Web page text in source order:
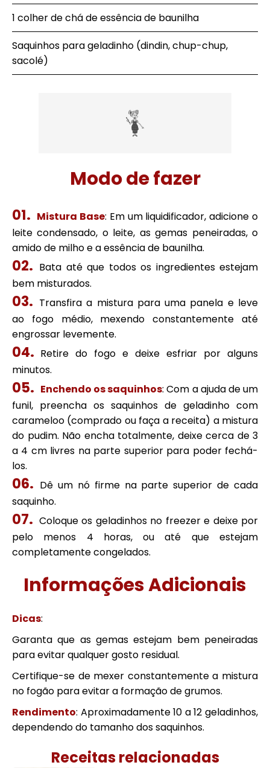
1 colher de chá de essência de baunilha
Saquinhos para geladinho (dindin, chup-chup,
sacolé)
Modo de fazer
Mistura Base: Em um liquidificador, adicione o
leite condensado, o leite, as gemas peneiradas, o
amido de milho e a essência de baunilha.
Bata até que todos os ingredientes estejam
bem misturados.
Transfira a mistura para uma panela e leve
ao fogo médio, mexendo constantemente até
engrossar levemente.
Retire do fogo e deixe esfriar por alguns
minutos.
Enchendo os saquinhos: Com a ajuda de um
funil, preencha os saquinhos de geladinho com
carameloo (comprado ou faça a receita) a mistura
do pudim. Não encha totalmente, deixe cerca de 3
a 4 cm livres na parte superior para poder fechá-
los.
Dê um nó firme na parte superior de cada
saquinho.
Coloque os geladinhos no freezer e deixe por
pelo menos 4 horas, ou até que estejam
completamente congelados.
Informações Adicionais
Dicas:
Garanta que as gemas estejam bem peneiradas
para evitar qualquer gosto residual.
Certifique-se de mexer constantemente a mistura
no fogão para evitar a formação de grumos.
Rendimento: Aproximadamente 10 a 12 geladinhos,
dependendo do tamanho dos saquinhos.
Receitas relacionadas